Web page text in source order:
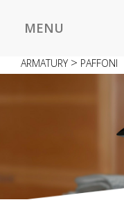
MENU
ARMATURY > PAFFONI